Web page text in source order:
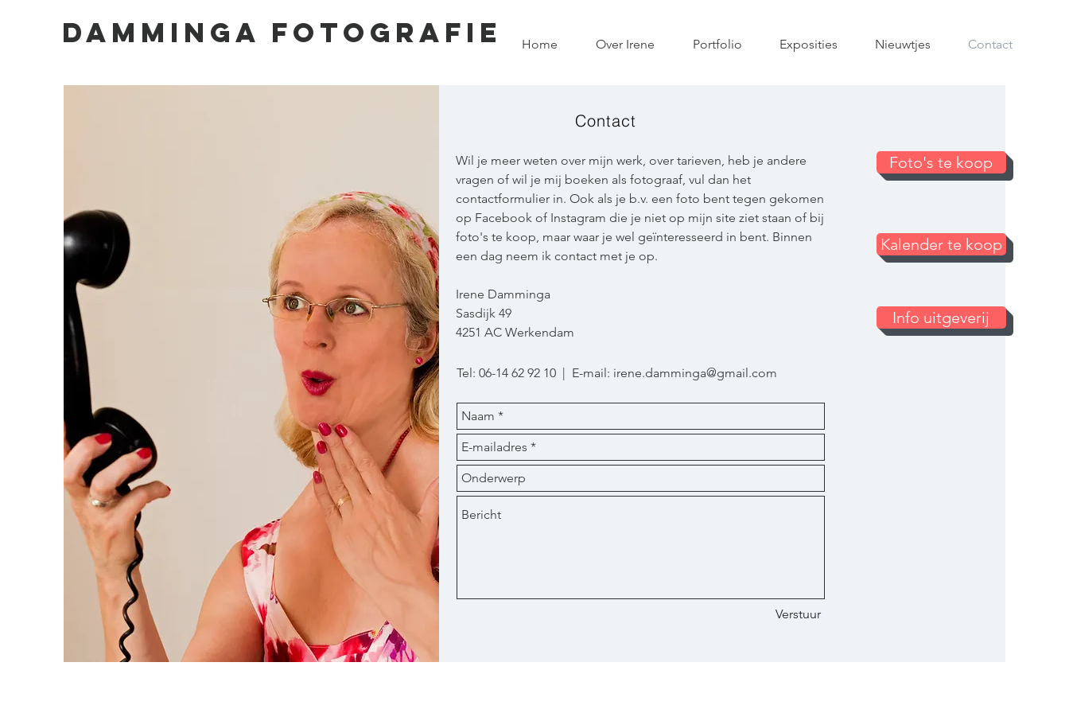
DAMMINGA FOTOGRAFIE Home Over Irene Portfolio Exposities Nieuwtjes Contact
Contact
Wil je meer weten over mijn werk, over tarieven, heb je andere
vragen of wil je mij boeken als fotograaf, vul dan het
contactformulier in. Ook als je b.v. een foto bent tegen gekomen
op Facebook of Instagram die je niet op mijn site ziet staan of bij
foto's te koop, maar waar je wel geïnteresseerd in bent. Binnen
een dag neem ik contact met je op.
Irene Damminga
Sasdijk 49
4251 AC Werkendam
Foto's te koop
Kalender te koop
Info uitgeverij
Tel: 06-14 62 92 10 | E-mail: irene.damminga@gmail.com
Verstuur